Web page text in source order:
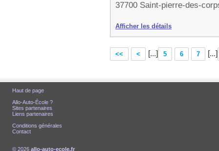
37700 Saint-pierre-des-
Afficher les détails
<< < [...] 5 6 7 [...]
Haut de page
Allo-Auto-École ?
Sites partenaires
Liens partenaires
Conditions générales
Contact
© 2026 allo-auto-ecole.fr